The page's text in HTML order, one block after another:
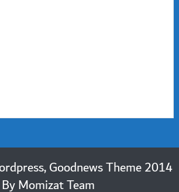
Goodnews Theme
ByMomizat Team